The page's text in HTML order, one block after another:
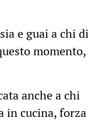
e guai a chi di
momento,
anche a chi
in cucina, forza